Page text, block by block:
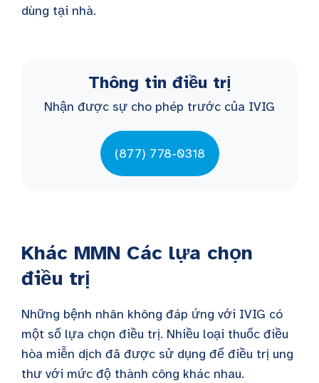
dùng tại nhà.
Thông tin điều trị
Nhận được sự cho phép trước của IVIG
(877) 778-0318
Khác MMN Các lựa chọn
điều trị
Những bệnh nhân không đáp ứng với IVIG có
một số lựa chọn điều trị. Nhiều loại thuốc điều
hòa miễn dịch đã được sử dụng để điều trị ung
thư với mức độ thành công khác nhau.